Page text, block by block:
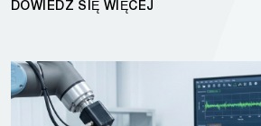
DOWIEDZ SIĘ WIĘCEJ